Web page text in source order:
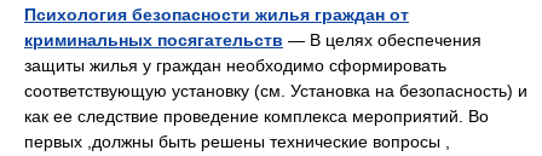
Психология безопасности жилья граждан от
криминальных посягательств — В целях обеспечения
защиты жилья у граждан необходимо сформировать
соответствующую установку (см. Установка на безопасность) и
как ее следствие проведение комплекса мероприятий. Во
первых ,должны быть решены технические вопросы ,